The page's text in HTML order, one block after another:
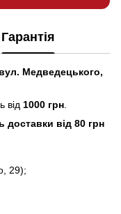
Гарантія
Медведецького,
від 1000 грн
доставки від 80 грн
29);